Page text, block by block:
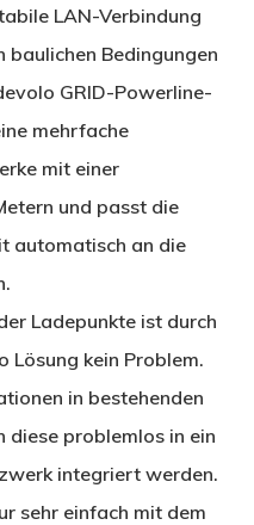
LAN-Verbindung
baulichen Bedingungen
GRID-Powerline-
mehrfache
mit einer
und passt die
automatisch an die
Ladepunkte ist durch
Lösung kein Problem.
in bestehenden
diese problemlos in ein
integriert werden.
sehr einfach mit dem